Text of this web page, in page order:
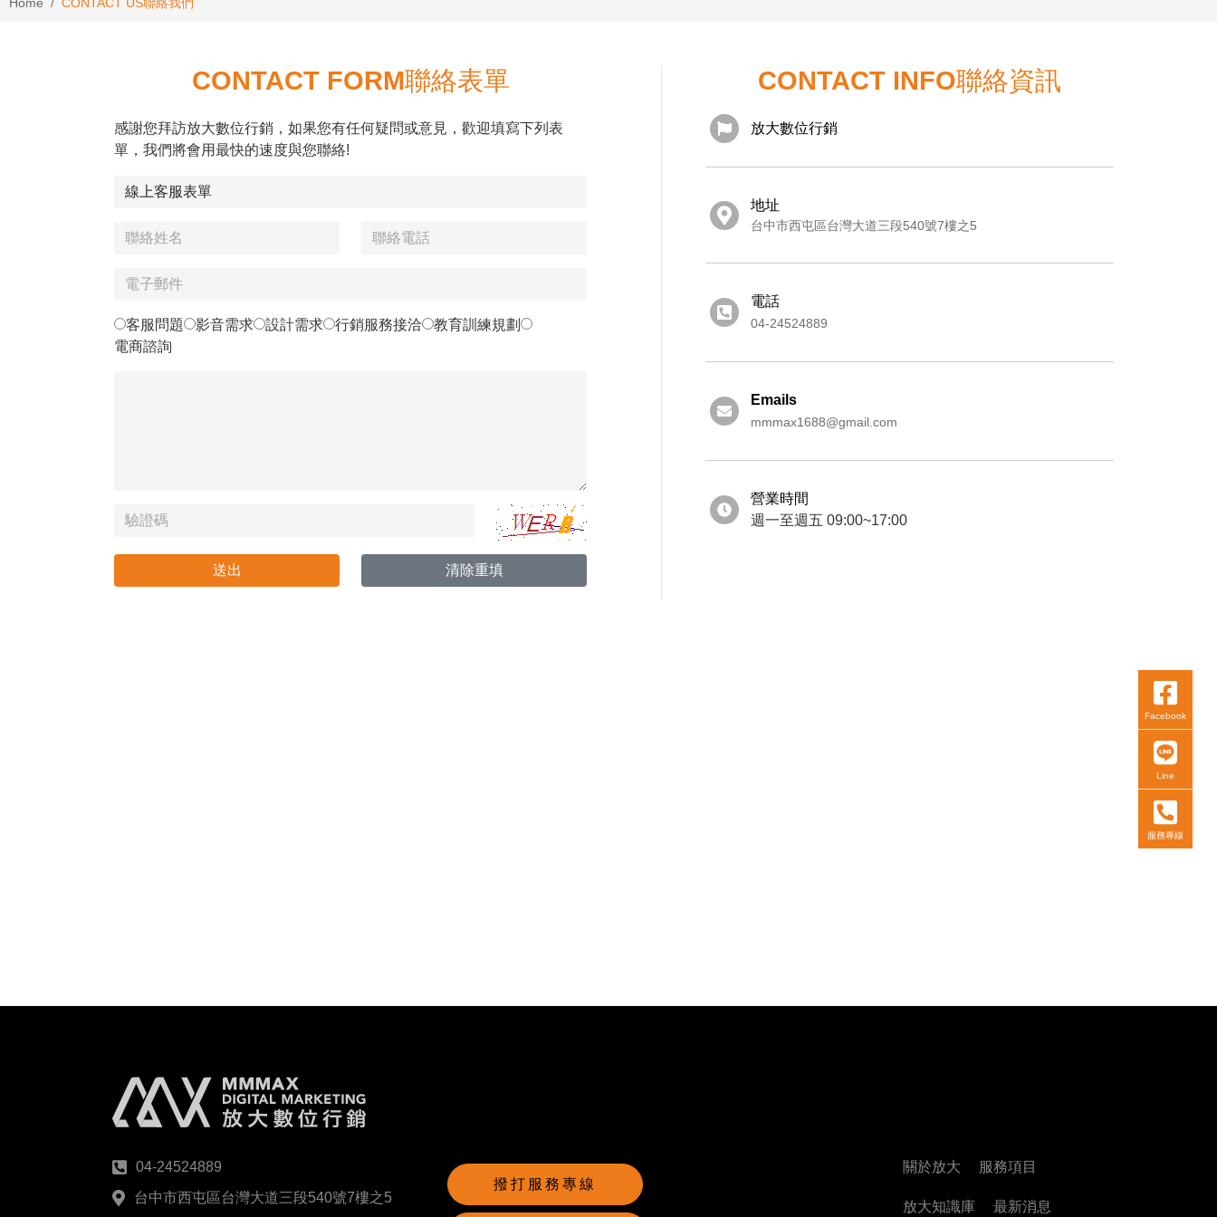
CONTACT FORM聯絡表單
感謝您拜訪放大數位行銷，如果您有任何疑問或意見，歡迎填寫下列表
單，我們將會用最快的速度與您聯絡!
客服問題 影音需求 設計需求 行銷服務接洽
教育訓練規劃
電商諮詢
CONTACT INFO聯絡資訊
放大數位行銷
地址
台中市西屯區台灣大道三段540號7樓之5
電話
04-24524889
Emails
mmmax1688@gmail.com
營業時間
週一至週五 09:00~17:00
Facebook
Line
服務專線
04-24524889
台中市西屯區台灣大道三段540號7樓之5
撥打服務專線
關於放大 服務項目
放大知識庫 最新消息